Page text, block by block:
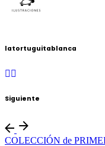
latortuguitablanca
Siguiente
COLECCIÓN de